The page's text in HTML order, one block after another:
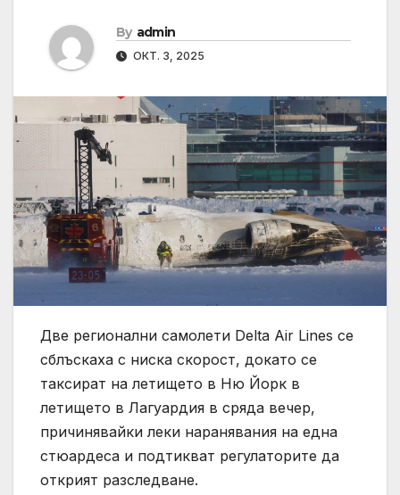
By admin
ОКТ. 3, 2025
Две регионални самолети Delta Air Lines се
сблъскаха с ниска скорост, докато се
таксират на летището в Ню Йорк в
летището в Лагуардия в сряда вечер,
причинявайки леки наранявания на една
стюардеса и подтикват регулаторите да
открият разследване.